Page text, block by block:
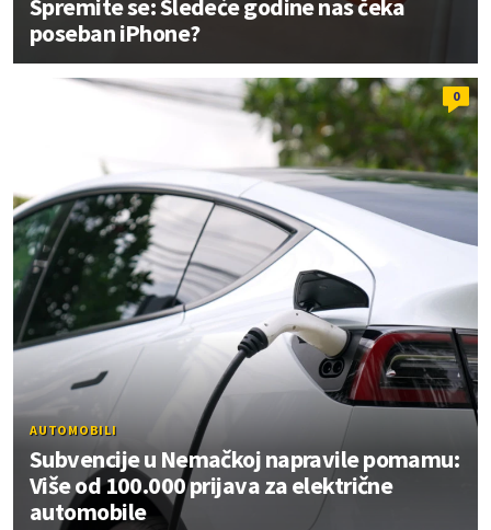
Spremite se: Sledeće godine nas čeka
poseban iPhone?
0
AUTOMOBILI
Subvencije u Nemačkoj napravile pomamu:
Više od 100.000 prijava za električne
automobile